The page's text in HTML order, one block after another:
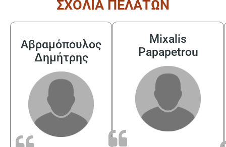
ΣΧΟΛΙΑ ΠΕΛΑΤΩΝ
Αβραμόπουλος
Δημήτρης
Mixalis
Papapetrou